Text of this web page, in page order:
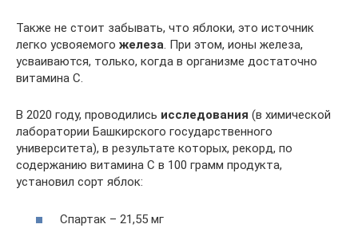
Также не стоит забывать, что яблоки, это источник
легко усвояемого железа. При этом, ионы железа,
усваиваются, только, когда в организме достаточно
витамина С.
В 2020 году, проводились исследования (в химической
лаборатории Башкирского государственного
университета), в результате которых, рекорд, по
содержанию витамина С в 100 грамм продукта,
установил сорт яблок:
Спартак – 21,55 мг